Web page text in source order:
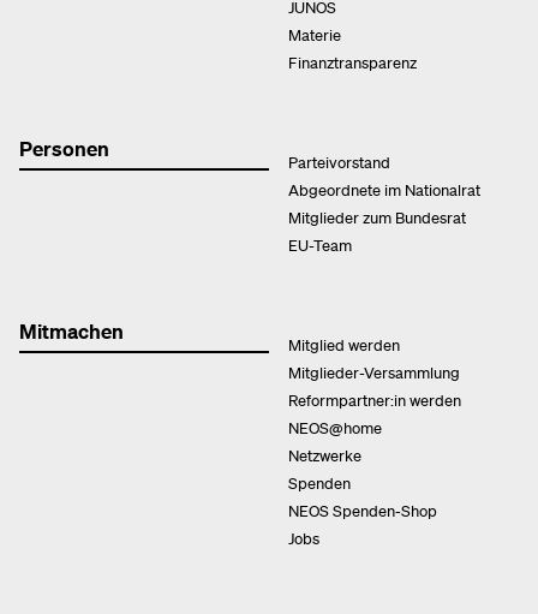
JUNOS
Materie
Finanztransparenz
Personen
Parteivorstand
Abgeordnete im Nationalrat
Mitglieder zum Bundesrat
EU-Team
Mitmachen
Mitglied werden
Mitglieder-Versammlung
Reformpartner:in werden
NEOS@home
Netzwerke
Spenden
NEOS Spenden-Shop
Jobs